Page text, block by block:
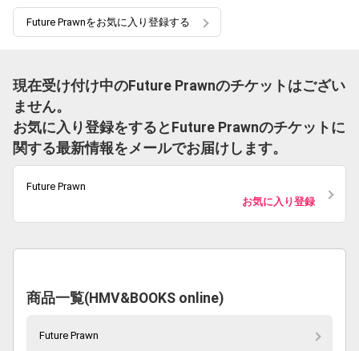
Future Prawnをお気に入り登録する
現在受け付け中のFuture Prawnのチケットはござい
ません。
お気に入り登録をするとFuture Prawnのチケットに
関する最新情報をメールでお届けします。
Future Prawn
お気に入り登録
商品一覧(HMV&BOOKS online)
Future Prawn